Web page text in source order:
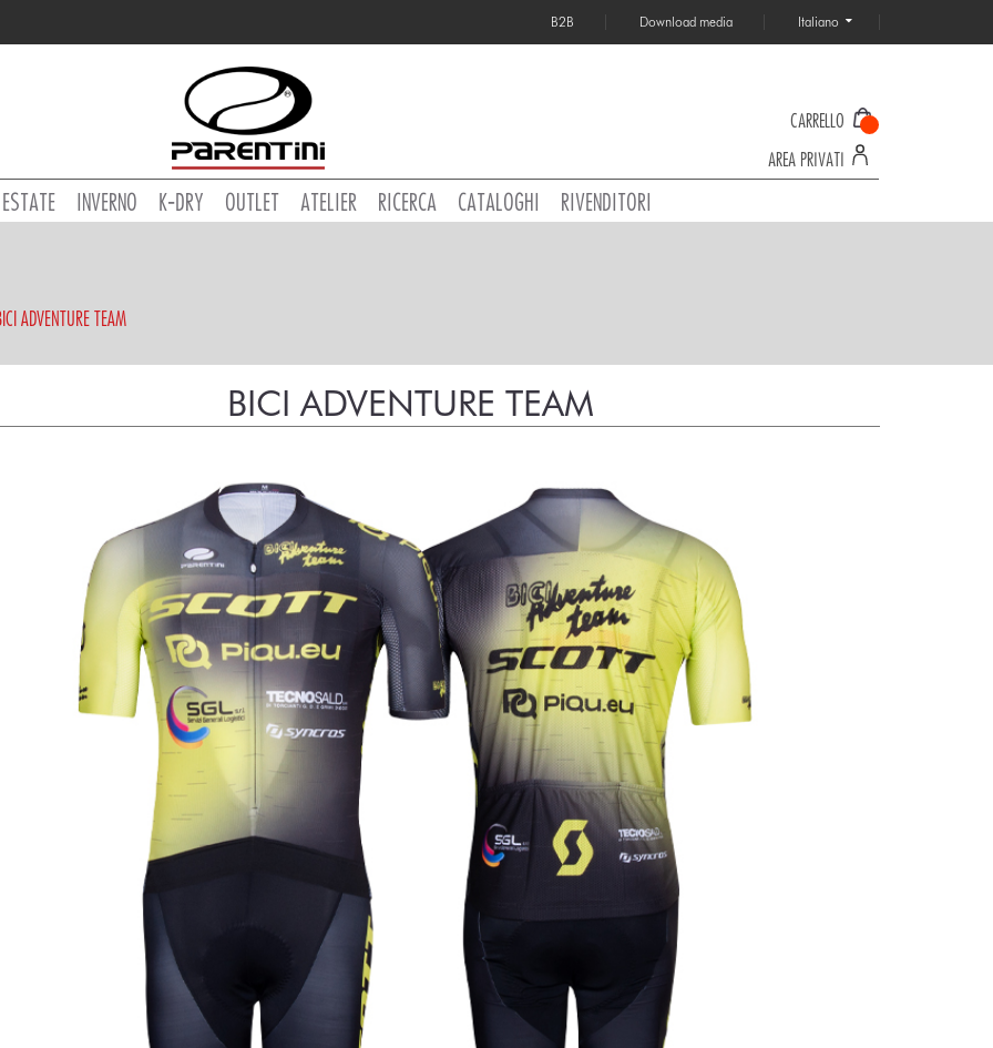
B2B Download media Italiano
CARRELLO
AREA PRIVATI
ESTATE INVERNO K-DRY OUTLET ATELIER RICERCA CATALOGHI RIVENDITORI
ADVENTURE TEAM
BICI ADVENTURE TEAM